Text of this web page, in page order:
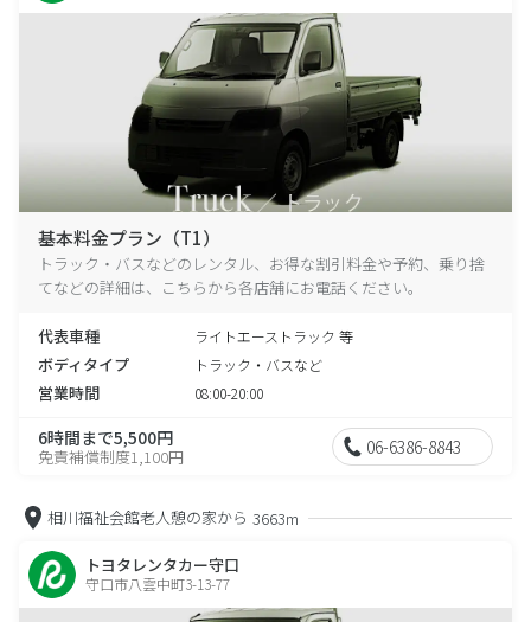
基本料金プラン（T1）
トラック・バスなどのレンタル、お得な割引料金や予約、乗り捨
てなどの詳細は、こちらから各店舗にお電話ください。
代表車種 ライトエーストラック 等
ボディタイプ トラック・バスなど
営業時間 08:00-20:00
6時間まで5,500円
免責補償制度1,100円 06-6386-8843
相川福祉会館老人憩の家から 3663m
トヨタレンタカー守口
守口市八雲中町3-13-77